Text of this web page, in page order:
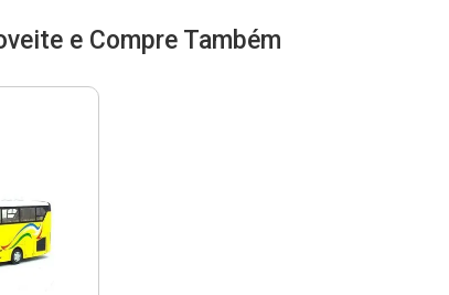
e Compre Também